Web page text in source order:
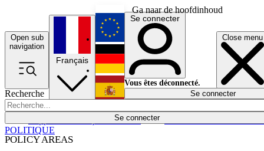
Ga naar de hoofdinhoud
Open sub
navigation
Close menu
Recherche
Se connecter
POLICY AREAS
Économie
Français
English
Deutsch
Español
Se connecter
Vous êtes déconnecté.
Se connecter
POLITIQUE